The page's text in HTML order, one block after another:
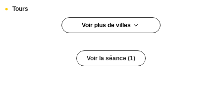
Tours
Voir plus de villes
Voir la séance (1)